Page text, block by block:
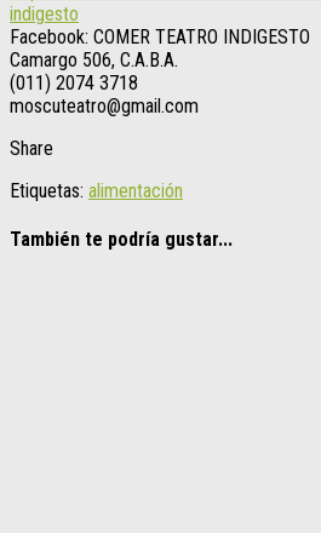
indigesto
Facebook: COMER TEATRO INDIGESTO
Camargo 506, C.A.B.A.
(011) 2074 3718
moscuteatro@gmail.com
Share
Etiquetas: alimentación
También te podría gustar...